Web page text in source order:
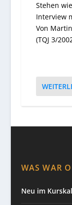
Stehen
Interview
Von
(TQJ 3/
WAS WAR
Neu im